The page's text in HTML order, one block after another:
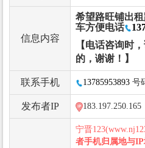
信息内容
希望路旺铺出
车方便电话
【电话咨询时
的，谢谢！】
联系手机 13785953893 号
发布者IP
宁晋
者手机归属地与